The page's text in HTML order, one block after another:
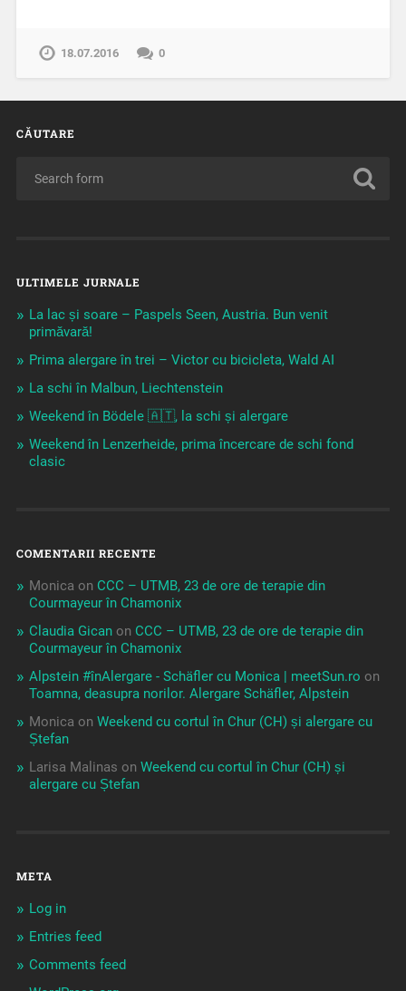
18.07.2016 0
CĂUTARE
ULTIMELE JURNALE
La lac și soare – Paspels Seen, Austria. Bun venit
primăvară!
Prima alergare în trei – Victor cu bicicleta, Wald AI
La schi în Malbun, Liechtenstein
Weekend în Bödele 🇦🇹, la schi și alergare
Weekend în Lenzerheide, prima încercare de schi fond
clasic
COMENTARII RECENTE
Monica on CCC – UTMB, 23 de ore de terapie din
Courmayeur în Chamonix
Claudia Gicanon CCC – UTMB, 23 de ore de terapie din
Courmayeur în Chamonix
Alpstein #înAlergare - Schäfler cu Monica | meetSun.ro on
Toamna, deasupra norilor. Alergare Schäfler, Alpstein
Monica on Weekend cu cortul în Chur (CH) și alergare cu
Ștefan
Larisa Malinas on Weekend cu cortul în Chur (CH) și
alergare cu Ștefan
META
Log in
Entries feed
Comments feed